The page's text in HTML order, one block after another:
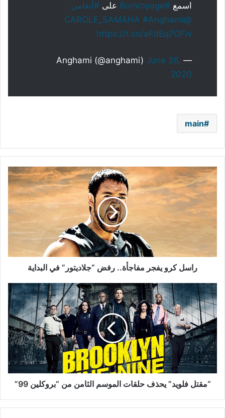
اسمع #BonVoyage على #أنغامي
@CAROLE_SAMAHA
#Anghami
https://t.co/aFdEq7OFiv
— Anghami (@anghami)
June 26,
2020
main
راسل
كرو
يفجر
مفاجأة..
رفض
البداية
راسل كرو يفجر مفاجأة.. رفض “جلاديتور” في البداية
“مقتل
فلويد”
يحذف
حلقات
الموسم
الثامن
من
“بروكلين
99”
“مقتل فلويد” يحذف حلقات الموسم الثامن من “بروكلين 99”